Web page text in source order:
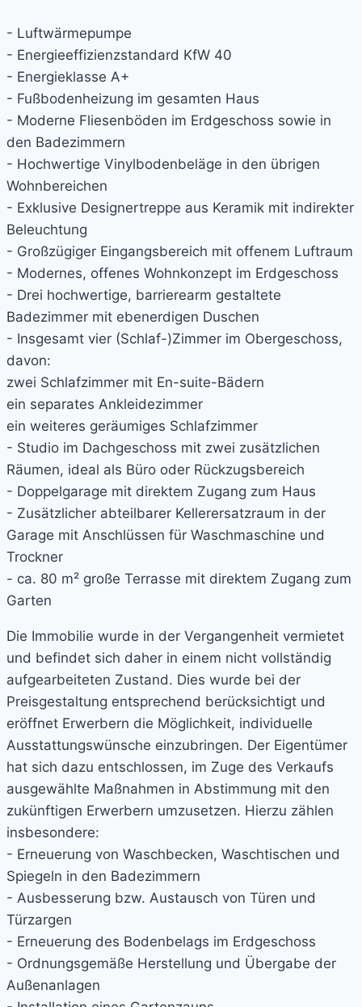
- Luftwärmepumpe
- Energieeffizienzstandard KfW 40
- Energieklasse A+
- Fußbodenheizung im gesamten Haus
- Moderne Fliesenböden im Erdgeschoss sowie in
den Badezimmern
- Hochwertige Vinylbodenbeläge in den übrigen
Wohnbereichen
- Exklusive Designertreppe aus Keramik mit indirekter
Beleuchtung
- Großzügiger Eingangsbereich mit offenem Luftraum
- Modernes, offenes Wohnkonzept im Erdgeschoss
- Drei hochwertige, barrierearm gestaltete
Badezimmer mit ebenerdigen Duschen
- Insgesamt vier (Schlaf-)Zimmer im Obergeschoss,
davon:
zwei Schlafzimmer mit En-suite-Bädern
ein separates Ankleidezimmer
ein weiteres geräumiges Schlafzimmer
- Studio im Dachgeschoss mit zwei zusätzlichen
Räumen, ideal als Büro oder Rückzugsbereich
- Doppelgarage mit direktem Zugang zum Haus
- Zusätzlicher abteilbarer Kellerersatzraum in der
Garage mit Anschlüssen für Waschmaschine und
Trockner
- ca. 80 m² große Terrasse mit direktem Zugang zum
Garten
Die Immobilie wurde in der Vergangenheit vermietet
und befindet sich daher in einem nicht vollständig
aufgearbeiteten Zustand. Dies wurde bei der
Preisgestaltung entsprechend berücksichtigt und
eröffnet Erwerbern die Möglichkeit, individuelle
Ausstattungswünsche einzubringen. Der Eigentümer
hat sich dazu entschlossen, im Zuge des Verkaufs
ausgewählte Maßnahmen in Abstimmung mit den
zukünftigen Erwerbern umzusetzen. Hierzu zählen
insbesondere:
- Erneuerung von Waschbecken, Waschtischen und
Spiegeln in den Badezimmern
- Ausbesserung bzw. Austausch von Türen und
Türzargen
- Erneuerung des Bodenbelags im Erdgeschoss
- Ordnungsgemäße Herstellung und Übergabe der
Außenanlagen